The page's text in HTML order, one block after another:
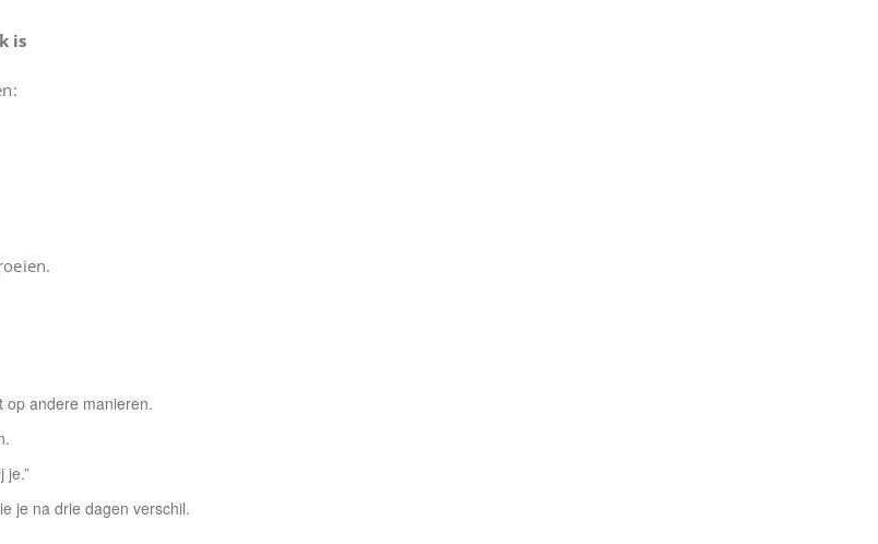
is
op andere manieren.
je.”
je na drie dagen verschil.